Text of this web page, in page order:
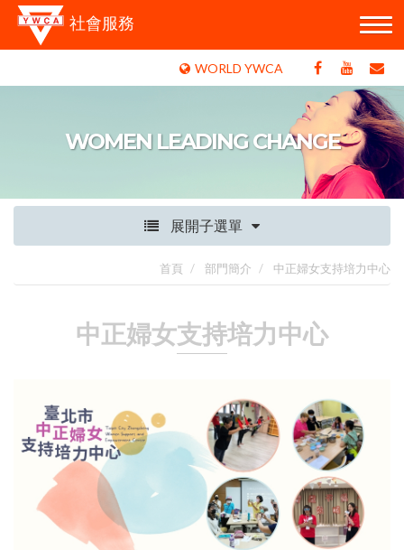
社會服務
WORLD YWCA
WOMEN LEADING CHANGE
展開子選單
首頁 部門簡介 中正婦女支持培力中心
中正婦女支持培力中心